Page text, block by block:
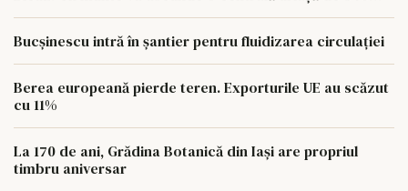
Bucșinescu intră în șantier pentru fluidizarea circulației
Berea europeană pierde teren. Exporturile UE au scăzut
cu 11%
La 170 de ani, Grădina Botanică din Iași are propriul
timbru aniversar